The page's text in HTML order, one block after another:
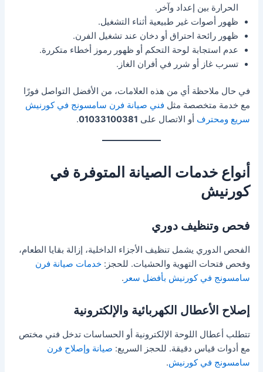
الحرارة بين إعداد وآخر.
ظهور أصوات غير طبيعية أثناء التشغيل.
ظهور رائحة احتراق أو دخان عند تشغيل الفرن.
عدم استجابة لوحة التحكم أو ظهور رموز أخطاء متكررة.
تسرب غاز أو شرر في أفران الغاز.
في حال ملاحظة أي من هذه العلامات، من الأفضل التواصل فورًا
مع خدمة متخصصة مثل فني صيانة فرن سامسونج في كورنيش
سريع ومحترف أو الاتصال على 01033100381
.
أنواع خدمات الصيانة المتوفرة في
كورنيش
فحص وتنظيف دوري
الفحص الدوري يشمل تنظيف الأجزاء الداخلية، إزالة بقايا الطعام،
وفحص فتحات التهوية والحشيات. للحجز:خدمات صيانة فرن
سامسونج في كورنيش بأفضل سعر .
إصلاح الأعطال الكهربائية والإلكترونية
تتطلب أعطال اللوحة الإلكترونية أو الحساسات تدخل فني مختص
مع أدوات قياس دقيقة. للحجز السريع: صيانة وإصلاح فرن
سامسونج في كورنيش.